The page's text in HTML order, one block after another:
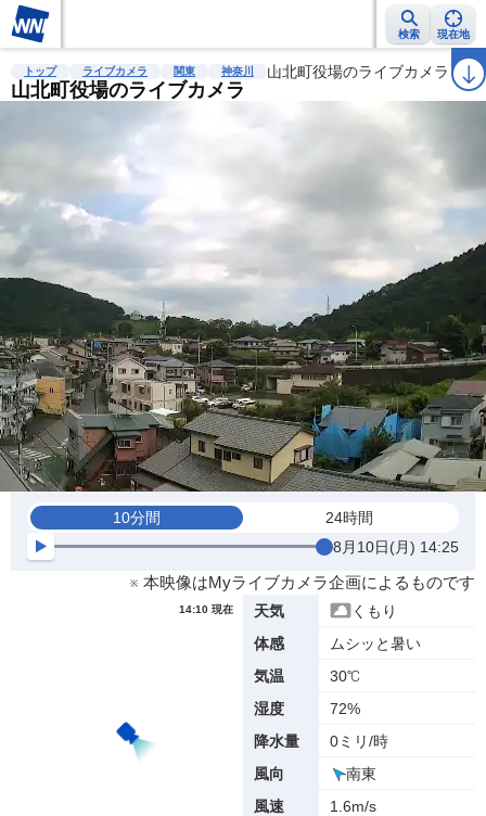
検索 現在地
雨雲レーダー 台風情報 地震情報 警報・注意報 2週間天気 ラ
トップ ライブカメラ 関東 神奈川 山北町役場のライブカメラ
山北町役場のライブカメラ
10分間
24時間
8月10日(月) 14:25
※ 本映像はMyライブカメラ企画によるものです
14:10 現在 天気
くもり
体感
ムシッと暑い
気温
30℃
湿度
72%
降水量
0ミリ/時
風向
南東
風速
1.6m/s